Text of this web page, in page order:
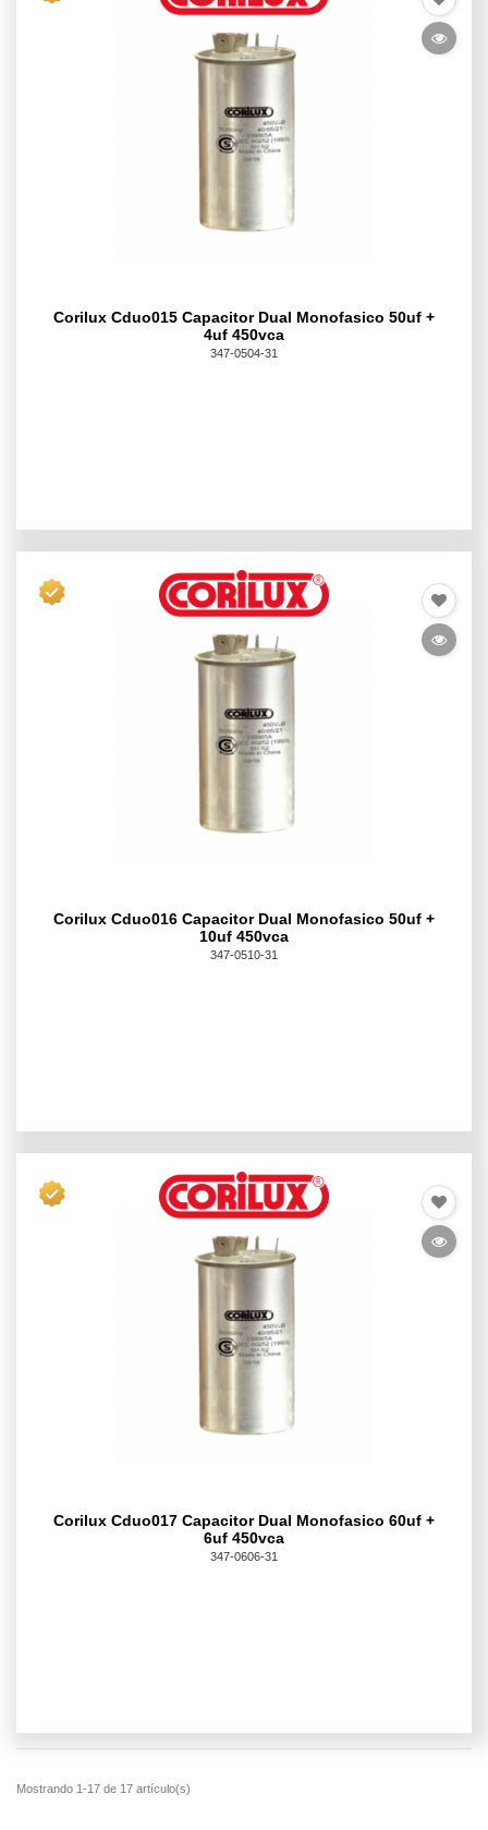
Corilux Cduo015 Capacitor Dual Monofasico 50uf +
4uf 450vca
347-0504-31
Corilux Cduo016 Capacitor Dual Monofasico 50uf +
10uf 450vca
347-0510-31
Corilux Cduo017 Capacitor Dual Monofasico 60uf +
6uf 450vca
347-0606-31